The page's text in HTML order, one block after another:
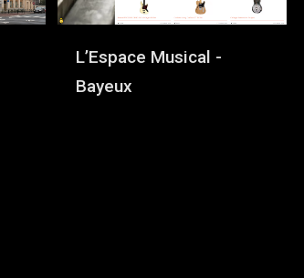
L’Espace Musical -
Bayeux